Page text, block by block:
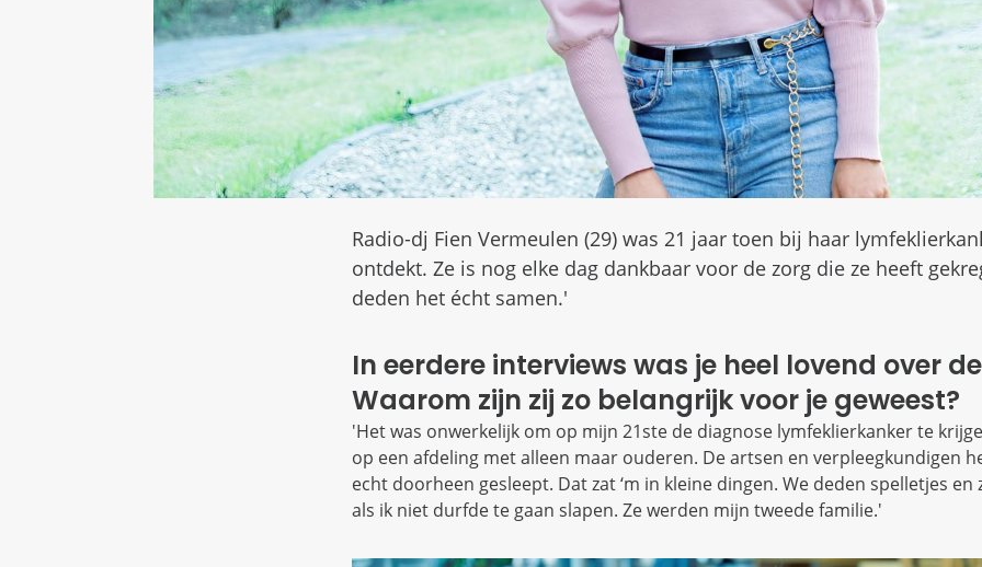
Radio-dj Fien Vermeulen (29) was 21 jaar toen bij haar
ontdekt. Ze is nog elke dag dankbaar voor de zorg die ze heeft
deden het écht samen.'
In eerdere interviews was je heel lovend over
Waarom zijn zij zo belangrijk voor je geweest?
'Het was onwerkelijk om op mijn 21ste de diagnose lymfeklierkanker te
op een afdeling met alleen maar ouderen. De artsen en verpleegkundigen
echt doorheen gesleept. Dat zat ‘m in kleine dingen. We deden spelletjes en
als ik niet durfde te gaan slapen. Ze werden mijn tweede familie.'